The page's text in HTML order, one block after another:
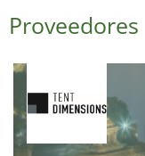
Proveedores